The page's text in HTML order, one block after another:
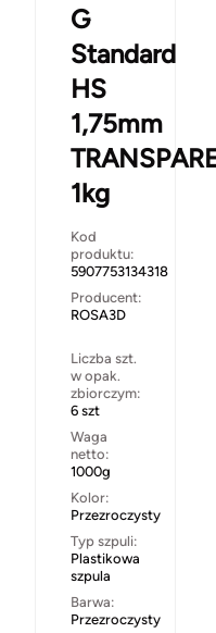
G
Standard
HS
1,75mm
1kg
Kod
produktu:
5907753134318
Producent:
ROSA3D
Liczba szt.
w opak.
zbiorczym:
6 szt
Waga
netto:
1000g
Kolor:
Przezroczysty
Typ szpuli:
Plastikowa
szpula
Barwa:
Przezroczysty